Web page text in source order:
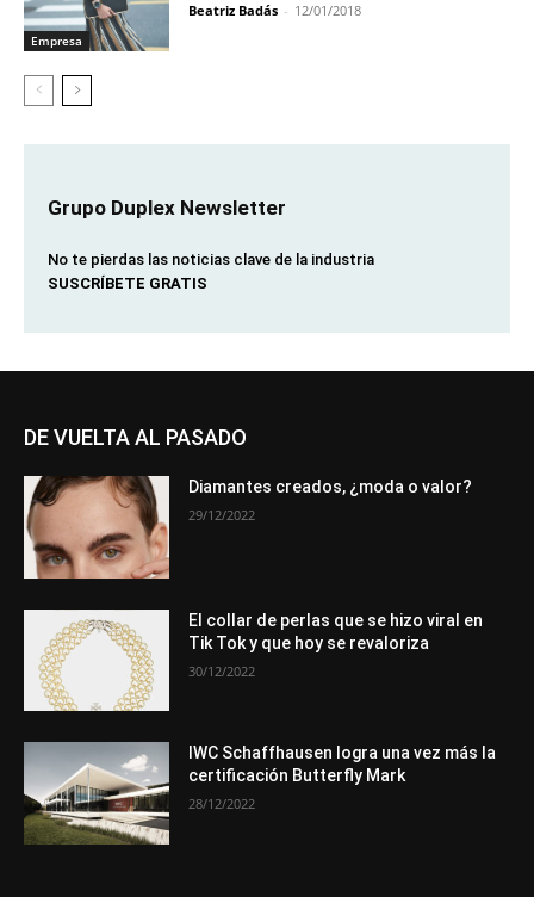
Empresa
Beatriz Badás - 12/01/2018
Grupo Duplex Newsletter
No te pierdas las noticias clave de la industria
SUSCRÍBETE GRATIS
DE VUELTA AL PASADO
Diamantes creados, ¿moda o valor?
29/12/2022
El collar de perlas que se hizo viral en
Tik Tok y que hoy se revaloriza
30/12/2022
IWC Schaffhausen logra una vez más la
certificación Butterfly Mark
28/12/2022